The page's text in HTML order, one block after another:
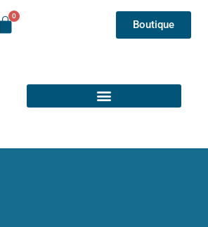
Boutique